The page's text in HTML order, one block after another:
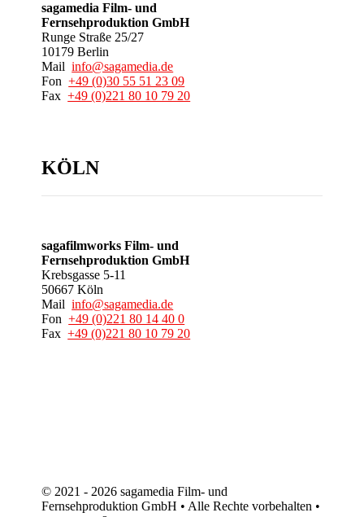
sagamedia Film- und
Fernsehproduktion GmbH
Runge Straße 25/27
10179 Berlin
Mailinfo@sagamedia.de
Fon+49 (0)30 55 51 23 09
Fax+49 (0)221 80 10 79 20
KÖLN
sagafilmworks Film- und
Fernsehproduktion GmbH
Krebsgasse 5-11
50667 Köln
Mailinfo@sagamedia.de
Fon+49 (0)221 80 14 40 0
Fax+49 (0)221 80 10 79 20
© 2021 - 2026 sagamedia Film- und
Fernsehproduktion GmbH • Alle Rechte vorbehalten •